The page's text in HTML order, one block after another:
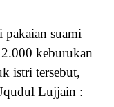
suami
keburukan
istri tersebut,
Lujjain :